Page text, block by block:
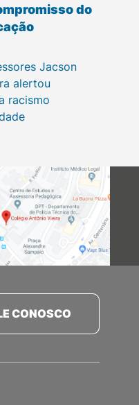
do
Jacson
alertou
racismo
CONOSCO